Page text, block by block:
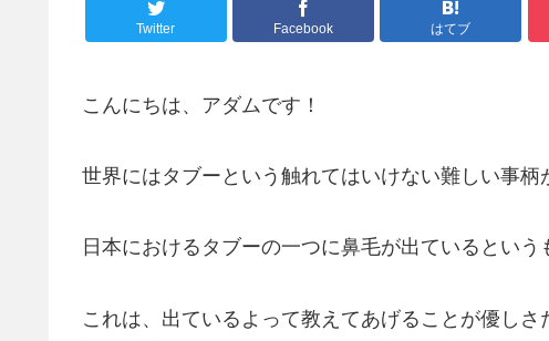
Twitter Facebook はてブ
こんにちは、アダムです！
世界にはタブーという触れてはいけない難しい事柄
日本におけるタブーの一つに鼻毛が出ているという
これは、出ているよって教えてあげることが優し